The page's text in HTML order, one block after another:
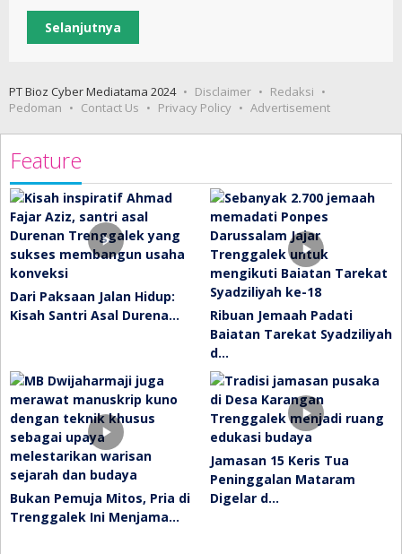
Selanjutnya
PT Bioz Cyber Mediatama 2024 Disclaimer
Redaksi
Pedoman
Contact Us Privacy Policy Advertisement
Feature
Dari Paksaan Jalan Hidup:
Kisah Santri Asal Durena…
Ribuan Jemaah Padati
Baiatan Tarekat Syadziliyah
d…
Bukan Pemuja Mitos, Pria di
Trenggalek Ini Menjama…
Jamasan 15 Keris Tua
Peninggalan Mataram
Digelar d…